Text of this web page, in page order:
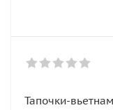
Тапочки-